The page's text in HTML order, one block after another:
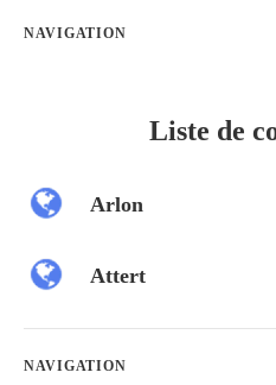
NAVIGATION
Liste de
Arlon
Attert
NAVIGATION